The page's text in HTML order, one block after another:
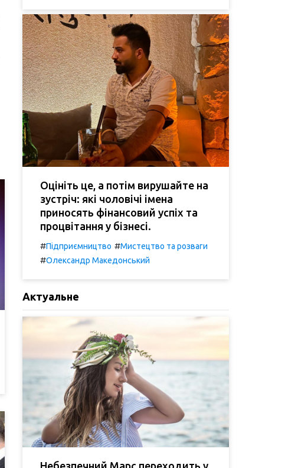
Оцініть це, а потім вирушайте на
зустріч: які чоловічі імена
приносять фінансовий успіх та
процвітання у бізнесі.
#Підприємництво #Мистецтво та розваги
#Олександр Македонський
Актуальне
Небезпечний Марс переходить у